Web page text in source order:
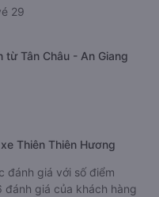
29
từ Tân Châu - An Giang
Thiên Thiên Hương
đánh giá với số điểm
giá của khách hàng